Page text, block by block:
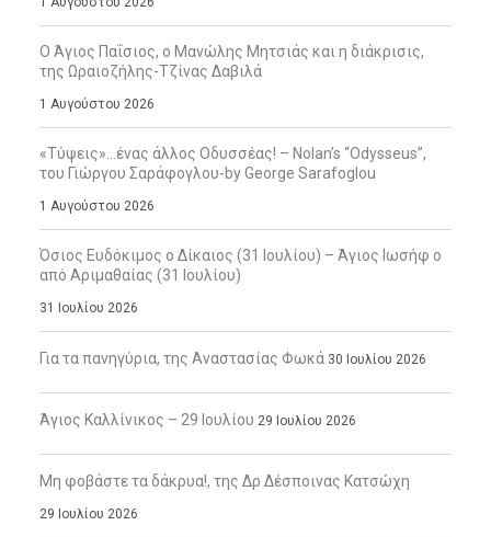
Ο Άγιος Παΐσιος, ο Μανώλης Μητσιάς και η διάκρισις,
της Ωραιοζήλης-Τζίνας Δαβιλά
1 Αυγούστου 2026
«Τύψεις»…ένας άλλος Οδυσσέας! – Nolan’s “Odysseus”,
του Γιώργου Σαράφογλου-by George Sarafoglou
1 Αυγούστου 2026
Όσιος Ευδόκιμος ο Δίκαιος (31 Ιουλίου) – Άγιος Ιωσήφ ο
από Αριμαθαίας (31 Ιουλίου)
31 Ιουλίου 2026
Για τα πανηγύρια, της Αναστασίας Φωκά 30 Ιουλίου 2026
Άγιος Καλλίνικος – 29 Ιουλίου 29 Ιουλίου 2026
Μη φοβάστε τα δάκρυα!, της Δρ Δέσποινας Κατσώχη
29 Ιουλίου 2026